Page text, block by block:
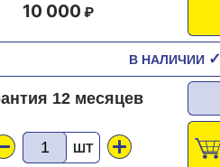
10 000
В НАЛИЧИИ ✓
12 месяцев
ШТ